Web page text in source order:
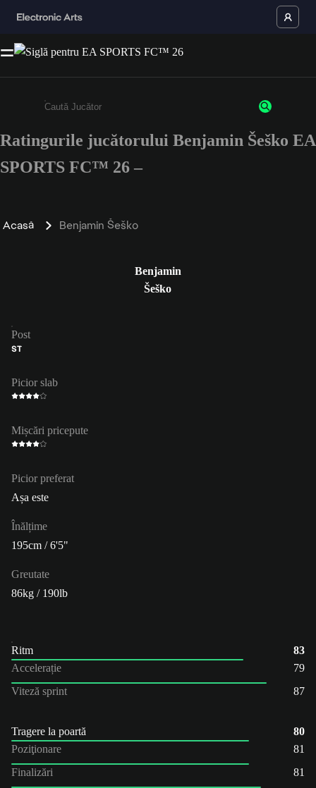
Enter a minimum of 3 characters or numbers
Ratingurile jucătorului Benjamin Šeško EA
SPORTS FC™ 26 –
Acasă Benjamin Šeško
Benjamin
Šeško
Post
ST
Picior slab
Mișcări pricepute
Picior preferat
Așa este
Înălțime
195cm / 6'5"
Greutate
86kg / 190lb
Ritm
83
Accelerație
79
Viteză sprint
87
Tragere la poartă
80
Poziţionare
81
Finalizări
81